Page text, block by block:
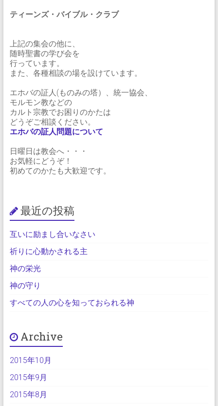
ティーンズ・バイブル・クラブ
上記の集会の他に、
随時聖書の学び会を
行っています。
また、各種相談の場を設けています。
エホバの証人(ものみの塔）、統一協会、
モルモン教などの
カルト宗教でお困りのかたは
どうぞご相談ください。
エホバの証人問題について
日曜日は教会へ・・・
お気軽にどうぞ！
初めてのかたも大歓迎です。
最近の投稿
互いに励まし合いなさい
祈りに心動かされる主
神の栄光
神の守り
すべての人の心を知っておられる神
Archive
2015年10月
2015年9月
2015年8月